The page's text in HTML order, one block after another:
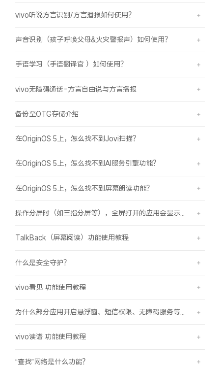
vivo听说方言识别/方言播报如何使用？
声音识别（孩子呼唤父母&火灾警报声）如何使用？
手语学习（手语翻译官 ）如何使用？
vivo无障碍通话-方言自由说与方言播报
备份至OTG存储介绍
在OriginOS 5上，怎么找不到Jovi扫描？
在OriginOS 5上，怎么找不到AI服务引擎功能？
在OriginOS 5上，怎么找不到屏幕朗读功能？
TalkBack（屏幕阅读）功能使用教程
什么是安全守护？
vivo看见 功能使用教程
vivo读谱 功能使用教程
“查找”网络是什么功能？